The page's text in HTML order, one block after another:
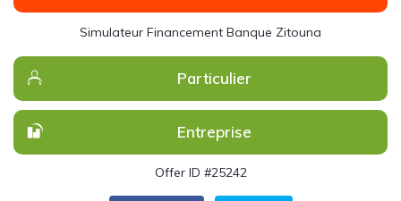
Simulateur Financement Banque Zitouna
Particulier
Entreprise
Offer ID #25242